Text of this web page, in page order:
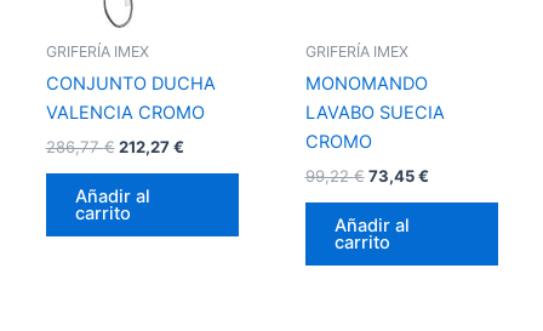
GRIFERÍA IMEX
CONJUNTO DUCHA
VALENCIA CROMO
286,77€ 212,27€
Añadir al
carrito
GRIFERÍA IMEX
MONOMANDO
LAVABO SUECIA
CROMO
99,22€ 73,45€
Añadir al
carrito